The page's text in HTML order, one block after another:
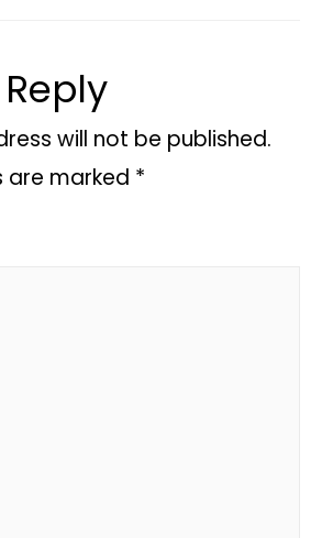
will not be published.
are marked *